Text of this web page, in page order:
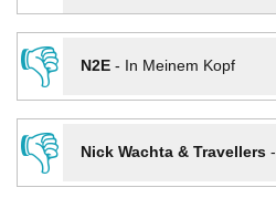
👎
N2E- In Meinem Kopf
👎
Nick Wachta & Travellers-